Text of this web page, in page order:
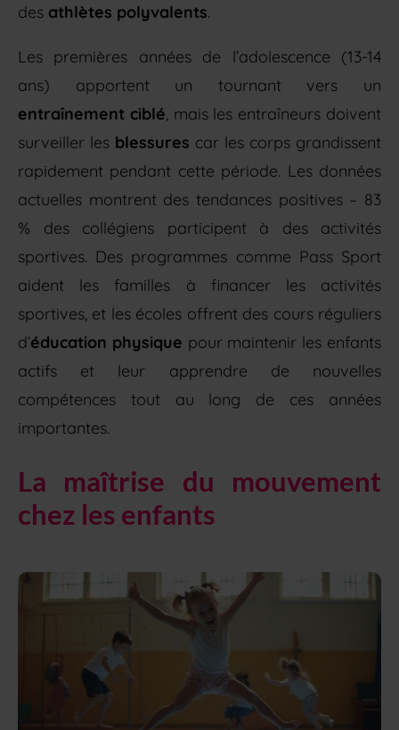
des athlètes polyvalents.
Les premières années de l’adolescence (13-14
ans) apportent un tournant vers un
entraînement ciblé , mais les entraîneurs doivent
surveiller les blessures car les corps grandissent
rapidement pendant cette période. Les données
actuelles montrent des tendances positives – 83
% des collégiens participent à des activités
sportives. Des programmes comme Pass Sport
aident les familles à financer les activités
sportives, et les écoles offrent des cours réguliers
d’éducation physique pour maintenir les enfants
actifs et leur apprendre de nouvelles
compétences tout au long de ces années
importantes.
La maîtrise du mouvement
chez les enfants